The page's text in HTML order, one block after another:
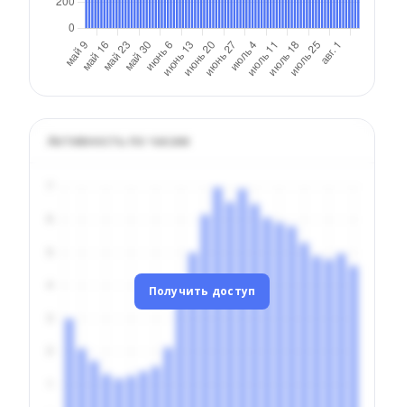
Активность по часам
Получить доступ